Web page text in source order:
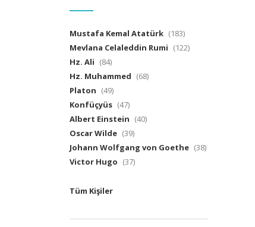
Mustafa Kemal Atatürk (183)
Mevlana Celaleddin Rumi (122)
Hz. Ali (84)
Hz. Muhammed (68)
Platon (49)
Konfüçyüs (47)
Albert Einstein (40)
Oscar Wilde (39)
Johann Wolfgang von Goethe (38)
Victor Hugo (37)
Tüm Kişiler